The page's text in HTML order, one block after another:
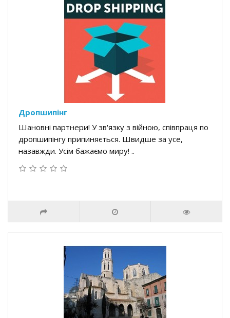
Дропшипінг
Шановні партнери! У зв'язку з війною, співпраця по
дропшипінгу припиняється. Швидше за усе,
назавжди. Усім бажаємо миру! ..